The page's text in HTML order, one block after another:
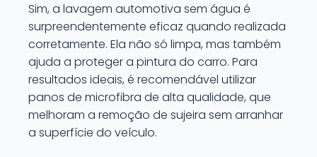
Sim, a lavagem automotiva sem água é
surpreendentemente eficaz quando realizada
corretamente. Ela não só limpa, mas também
ajuda a proteger a pintura do carro. Para
resultados ideais, é recomendável utilizar
panos de microfibra de alta qualidade, que
melhoram a remoção de sujeira sem arranhar
a superfície do veículo.